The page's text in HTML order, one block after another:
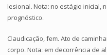
lesional. Nota: no estágio inicial,
prognóstico.
Claudicação, fem. Ato de
corpo. Nota: em decorrência de